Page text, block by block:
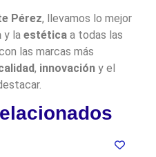
Pérez, llevamos lo mejor
y laestética a todas las
las marcas más
, innovación y el